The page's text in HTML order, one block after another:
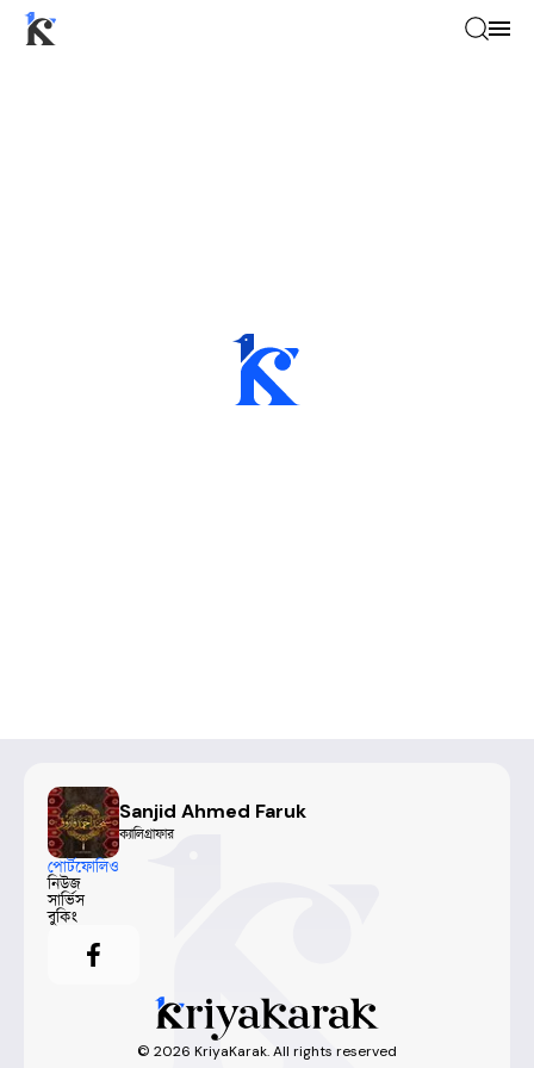
Sanjid Ahmed Faruk
ক্যালিগ্রাফার
পোর্টফোলিও
নিউজ
সার্ভিস
বুকিং
© 2026 KriyaKarak. All rights reserved